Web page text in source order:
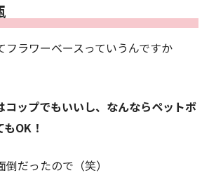
フラワーベースっていうんですか
コップでもいいし、なんならペットボ
OK！
だったので（笑）